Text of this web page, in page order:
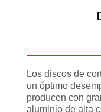
Los discos de
un óptimo
producen con
aluminio de alta